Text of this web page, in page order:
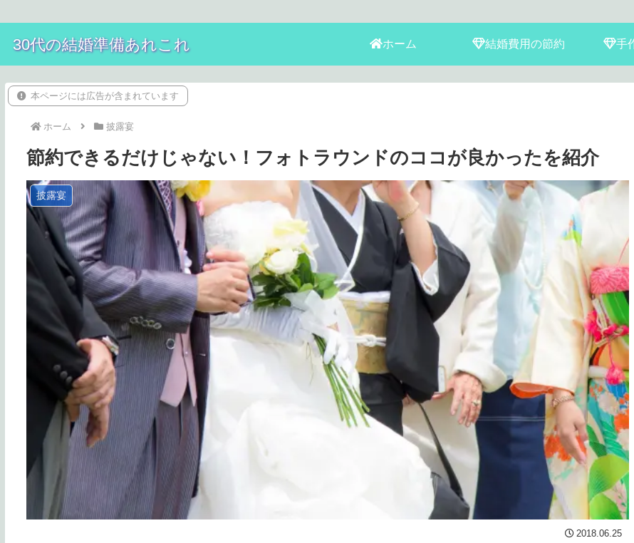
30代の結婚準備あれこれ ホーム 結婚費用の節約 手
本ページには広告が含まれています
ホーム 披露宴
節約できるだけじゃない！フォトラウンドのココが良かったを紹介
披露宴
2018.06.25